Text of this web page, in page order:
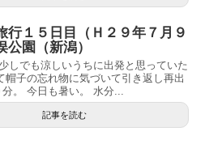
行１５日目（Ｈ２９年７月９
園（新潟）
しでも涼しいうちに出発と思っていた
子の忘れ物に気づいて引き返し再出
。 今日も暑い。 水分...
記事を読む